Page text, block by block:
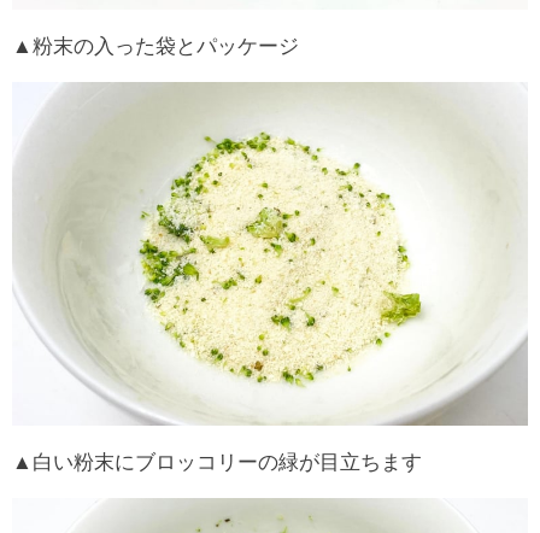
▲粉末の入った袋とパッケージ
▲白い粉末にブロッコリーの緑が目立ちます